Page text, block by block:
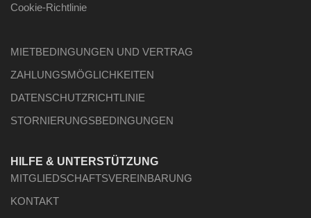
Cookie-Richtlinie
MIETBEDINGUNGEN UND VERTRAG
ZAHLUNGSMÖGLICHKEITEN
DATENSCHUTZRICHTLINIE
STORNIERUNGSBEDINGUNGEN
HILFE & UNTERSTÜTZUNG
MITGLIEDSCHAFTSVEREINBARUNG
KONTAKT